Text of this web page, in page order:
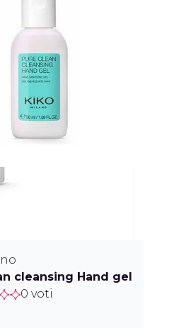
cream
cleansing Hand gel
0 voti